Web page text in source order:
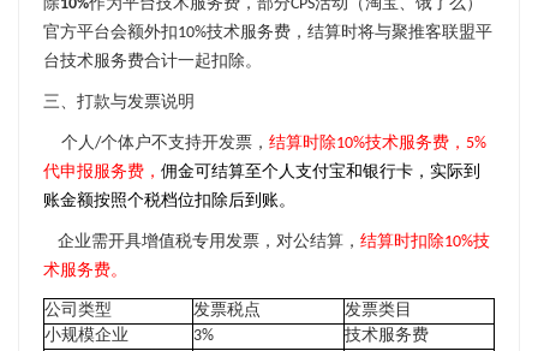
除10%作为平台技术服务费， 部分CPS活动（淘宝、饿了么）
官方平台会额外扣10%技术服务费，结算时将与聚推客联盟平
台技术服务费合计一起扣除。
三、打款与发票说明
个人/个体户不支持开发票， 结算时除10%技术服务费，5%
代申报服务费， 佣金可结算至个人支付宝和银行卡，实际到
账金额按照个税档位扣除后到账。
企业需开具增值税专用发票，对公结算， 结算时扣除10%技
术服务费。
公司类型 发票税点
发票类目
小规模企业
3%
技术服务费